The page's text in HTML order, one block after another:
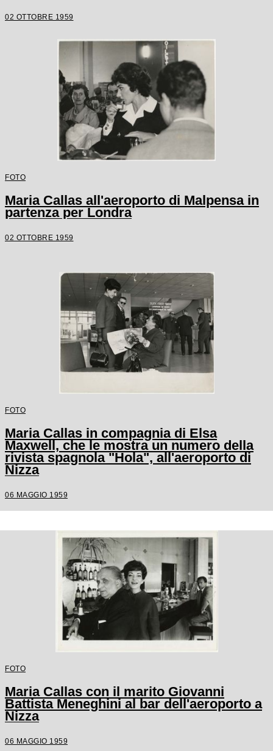
02 OTTOBRE 1959
FOTO
Maria Callas all'aeroporto di Malpensa in
partenza per Londra
02 OTTOBRE 1959
FOTO
Maria Callas in compagnia di Elsa
Maxwell, che le mostra un numero della
rivista spagnola "Hola", all'aeroporto di
Nizza
06 MAGGIO 1959
FOTO
Maria Callas con il marito Giovanni
Battista Meneghini al bar dell'aeroporto a
Nizza
06 MAGGIO 1959